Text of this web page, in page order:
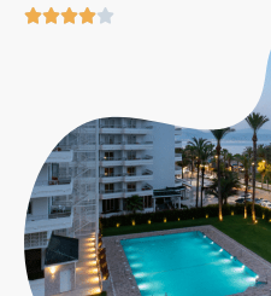

5